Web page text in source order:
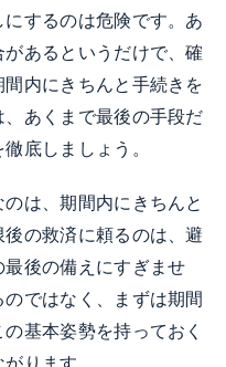
するのは危険です。あ
あるというだけで、確
内にきちんと手続きを
あくまで最後の手段だ
底しましょう。
は、期間内にきちんと
の救済に頼るのは、避
後の備えにすぎませ
ではなく、まずは期間
基本姿勢を持っておく